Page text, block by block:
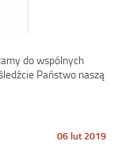
do wspólnych
Państwo naszą
Opublikowano
06 lut 2019